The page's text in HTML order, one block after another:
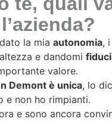
la mia autonomia,
e dandomi
valore.
Demont è unica, lo
e non ho rimpianti.
e sono ancora